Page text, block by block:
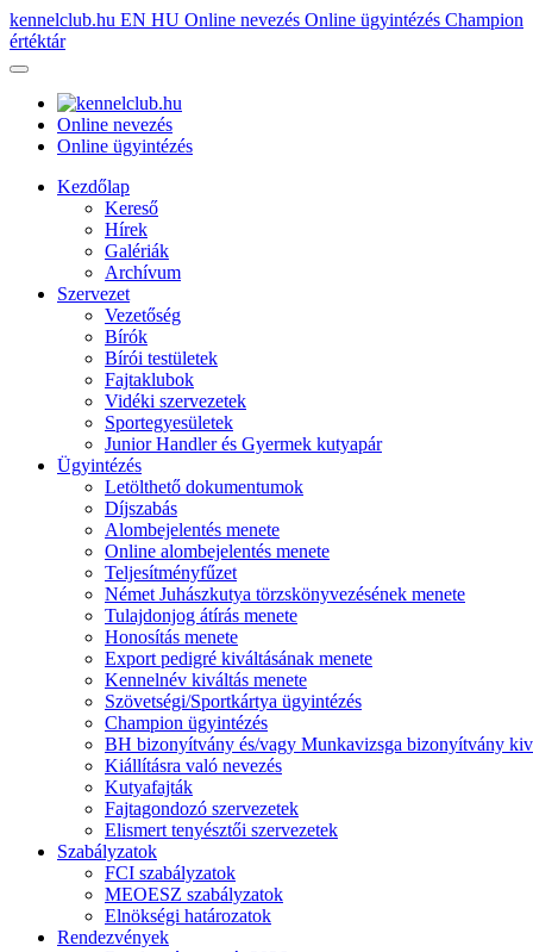
kennelclub.hu EN HU Online nevezés Online ügyintézés Champion
értéktár
Online nevezés
Online ügyintézés
Kezdőlap
Kereső
Hírek
Galériák
Archívum
Szervezet
Vezetőség
Bírók
Bírói testületek
Fajtaklubok
Vidéki szervezetek
Sportegyesületek
Junior Handler és Gyermek kutyapár
Ügyintézés
Letölthető dokumentumok
Díjszabás
Alombejelentés menete
Online alombejelentés menete
Teljesítményfűzet
Német Juhászkutya törzskönyvezésének menete
Tulajdonjog átírás menete
Honosítás menete
Export pedigré kiváltásának menete
Kennelnév kiváltás menete
Szövetségi/Sportkártya ügyintézés
Champion ügyintézés
BH bizonyítvány és/vagy Munkavizsga bizonyítvány
Kiállításra való nevezés
Kutyafajták
Fajtagondozó szervezetek
Elismert tenyésztői szervezetek
Szabályzatok
FCI szabályzatok
MEOESZ szabályzatok
Elnökségi határozatok
Rendezvények